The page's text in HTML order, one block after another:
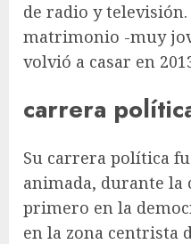
de radio y
matrimonio -muy
volvió a casar en
carrera
Su carrera política
animada, durante
primero en la
en la zona centrista